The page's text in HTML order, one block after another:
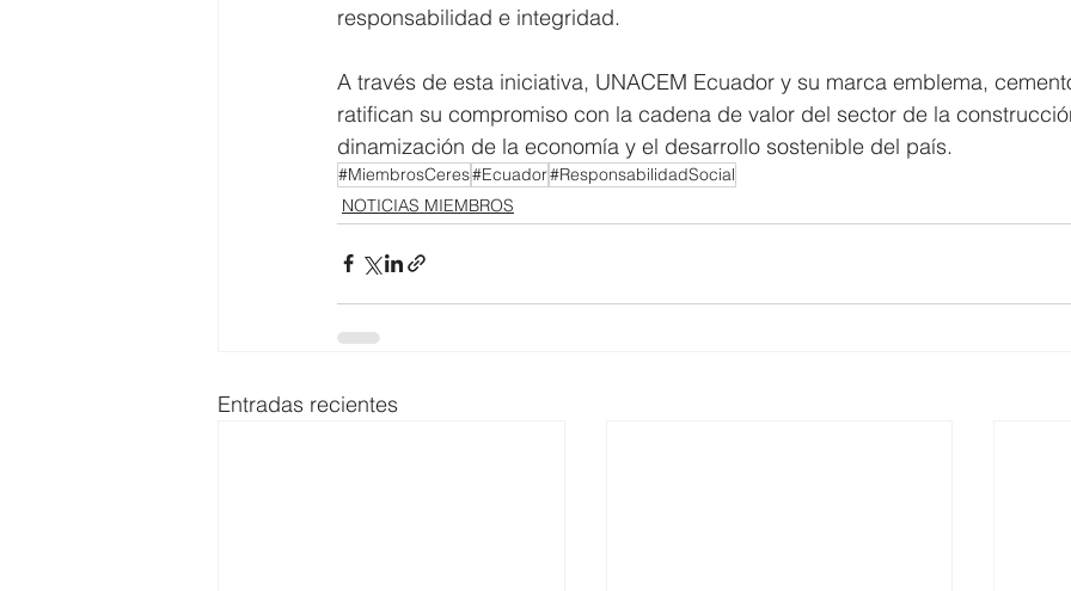
responsabilidad e integridad.
A través de esta iniciativa, UNACEM Ecuador y su marca emblema,
ratifican su compromiso con la cadena de valor del sector de la
dinamización de la economía y el desarrollo sostenible del país.
#MiembrosCeres#Ecuador#ResponsabilidadSocial
NOTICIAS MIEMBROS
Entradas recientes